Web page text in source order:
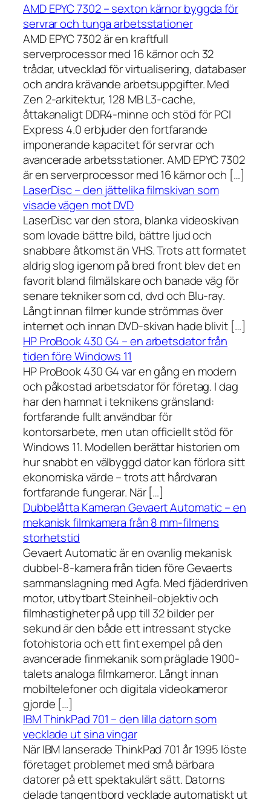
AMD EPYC 7302 – sexton kärnor byggda för
servrar och tunga arbetsstationer
AMD EPYC 7302 är en kraftfull
serverprocessor med 16 kärnor och 32
trådar, utvecklad för virtualisering, databaser
och andra krävande arbetsuppgifter. Med
Zen 2-arkitektur, 128 MB L3-cache,
åttakanaligt DDR4-minne och stöd för PCI
Express 4.0 erbjuder den fortfarande
imponerande kapacitet för servrar och
avancerade arbetsstationer. AMD EPYC 7302
är en serverprocessor med 16 kärnor och […]
LaserDisc – den jättelika filmskivan som
visade vägen mot DVD
LaserDisc var den stora, blanka videoskivan
som lovade bättre bild, bättre ljud och
snabbare åtkomst än VHS. Trots att formatet
aldrig slog igenom på bred front blev det en
favorit bland filmälskare och banade väg för
senare tekniker som cd, dvd och Blu-ray.
Långt innan filmer kunde strömmas över
internet och innan DVD-skivan hade blivit […]
HP ProBook 430 G4 – en arbetsdator från
tiden före Windows 11
HP ProBook 430 G4 var en gång en modern
och påkostad arbetsdator för företag. I dag
har den hamnat i teknikens gränsland:
fortfarande fullt användbar för
kontorsarbete, men utan officiellt stöd för
Windows 11. Modellen berättar historien om
hur snabbt en välbyggd dator kan förlora sitt
ekonomiska värde – trots att hårdvaran
fortfarande fungerar. När […]
Dubbelåtta Kameran Gevaert Automatic – en
mekanisk filmkamera från 8 mm-filmens
storhetstid
Gevaert Automatic är en ovanlig mekanisk
dubbel-8-kamera från tiden före Gevaerts
sammanslagning med Agfa. Med fjäderdriven
motor, utbytbart Steinheil-objektiv och
filmhastigheter på upp till 32 bilder per
sekund är den både ett intressant stycke
fotohistoria och ett fint exempel på den
avancerade finmekanik som präglade 1900-
talets analoga filmkameror. Långt innan
mobiltelefoner och digitala videokameror
gjorde […]
IBM ThinkPad 701 – den lilla datorn som
vecklade ut sina vingar
När IBM lanserade ThinkPad 701 år 1995 löste
företaget problemet med små bärbara
datorer på ett spektakulärt sätt. Datorns
delade tangentbord vecklade automatiskt ut